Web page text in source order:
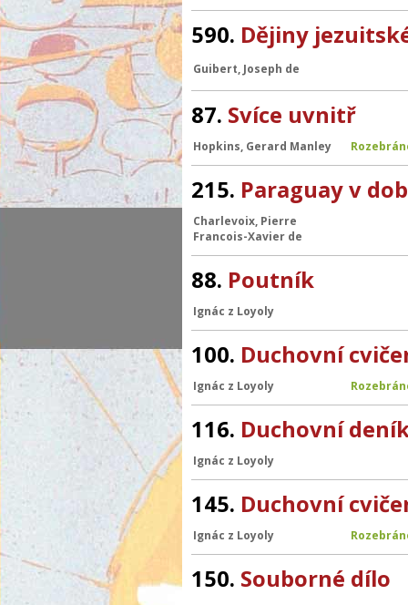
590. Dějiny
Guibert, Joseph de
87. Svíce uvnitř
Hopkins, Gerard Manley
215. Paraguay v
Charlevoix, Pierre
Francois-Xavier de
88. Poutník
Ignác z Loyoly
100. Duchovní
Ignác z Loyoly
116. Duchovní
Ignác z Loyoly
145. Duchovní
Ignác z Loyoly
150. Souborné dílo